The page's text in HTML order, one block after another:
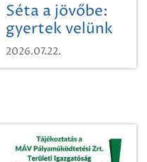
Séta a jövőbe:
gyertek velünk
egy városi
időutazásra!
2026.07.22.